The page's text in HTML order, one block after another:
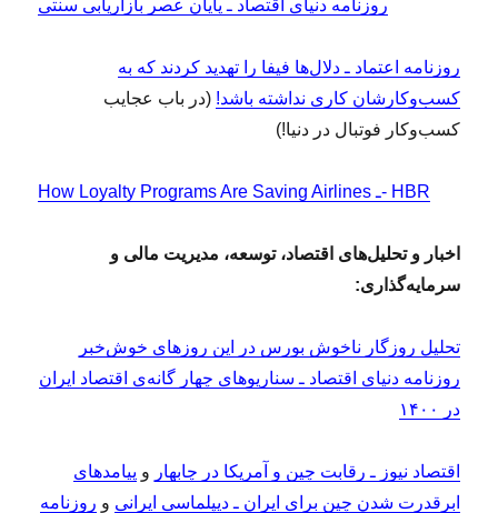
روزنامه دنیای اقتصاد ـ پایان عصر بازاریابی سنتی
روزنامه اعتماد ـ دلال‌ها فیفا را تهدید کردند که به
کسب‌وکارشان کاری نداشته باشد! (در باب عجایب
کسب‌وکار فوتبال در دنیا!)
How Loyalty Programs Are Saving Airlines ـ- HBR
اخبار و تحلیل‌های اقتصاد، توسعه، مدیریت مالی و
سرمایه‌گذاری:
تحلیل روزگار ناخوش بورس در این روزهای خوش‌خبر
روزنامه دنیای اقتصاد ـ سناریوهای چهار گانه‌ی اقتصاد ایران
در ۱۴۰۰
اقتصاد نیوز ـ رقابت چین و آمریکا در چابهار و پیامدهای
ابرقدرت شدن چین برای ایران ـ دیپلماسی ایرانی و روزنامه